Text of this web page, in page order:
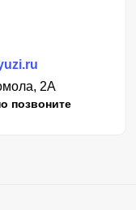
2А
позвоните